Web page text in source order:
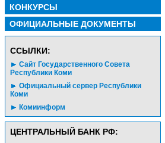
КОНКУРСЫ
ОФИЦИАЛЬНЫЕ ДОКУМЕНТЫ
CСЫЛКИ:
Сайт Государственного Совета
Республики Коми
Официальный сервер Республики
Коми
Комиинформ
ЦЕНТРАЛЬНЫЙ БАНК РФ: